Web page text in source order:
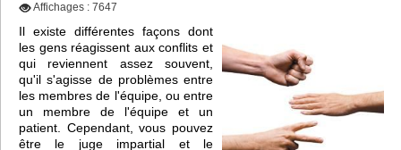
Affichages : 7647
Il existe différentes façons dont
les gens réagissent aux conflits et
qui reviennent assez souvent,
qu'il s'agisse de problèmes entre
les membres de l'équipe, ou entre
un membre de l'équipe et un
patient. Cependant, vous pouvez
être le juge impartial et le